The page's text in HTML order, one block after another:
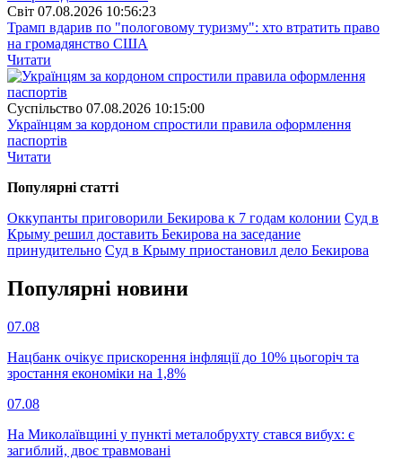
Свiт 07.08.2026 10:56:23
Трамп вдарив по "пологовому туризму": хто втратить право
на громадянство США
Читати
Суспiльство 07.08.2026 10:15:00
Українцям за кордоном спростили правила оформлення
паспортів
Читати
Популярнi статтi
Оккупанты приговорили Бекирова к 7 годам колонии Суд в
Крыму решил доставить Бекирова на заседание
принудительно Суд в Крыму приостановил дело Бекирова
Популярнi новини
07.08
Нацбанк очікує прискорення інфляції до 10% цьогоріч та
зростання економіки на 1,8%
07.08
На Миколаївщині у пункті металобрухту стався вибух: є
загиблий, двоє травмовані